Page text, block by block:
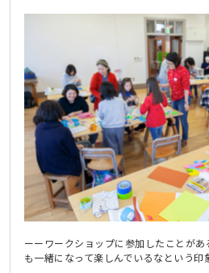
ーーワークショップに参加したことが
も一緒になって楽しんでいるなという印